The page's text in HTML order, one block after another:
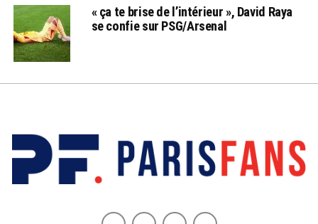
« ça te brise de l’intérieur », David Raya
se confie sur PSG/Arsenal